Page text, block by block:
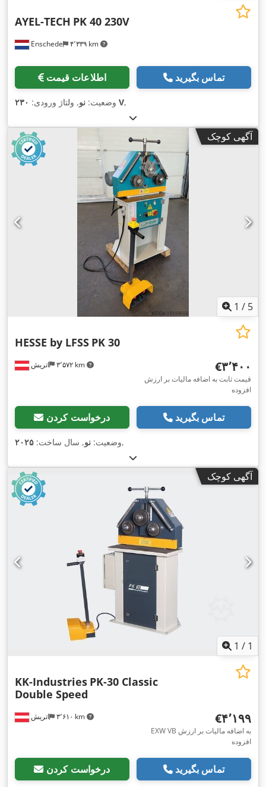
Enschede ۴٬۳۳۹ km
AYEL-TECH PK 40 230V
اطلاعات قیمت تماس بگیرید
وضعیت: نو, ولتاژ ورودی: ۲۳۰ V,
آگهی کوچک
1 / 5
اتریش ۳٬۵۷۲ km
HESSE by LFSS PK 30
‎€۳٬۴۰۰
قیمت ثابت به اضافه مالیات بر ارزش
افزوده
درخواست کردن تماس بگیرید
وضعیت: نو, سال ساخت: ۲۰۲۵ ,
آگهی کوچک
1 / 1
اتریش ۳٬۶۱۰ km
KK-Industries PK-30 Classic
Double Speed
‎€۴٬۱۹۹
EXW VB به اضافه مالیات بر ارزش
افزوده
درخواست کردن تماس بگیرید